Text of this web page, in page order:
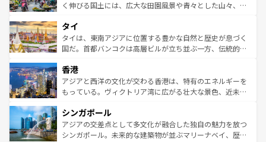
照してほしい。
まで、さまざまな韓国料理が待っている。夜には、韓国な
リティに包まれながら、韓国の多彩な魅力を心ゆくまで味
わってみてほしい。 なお、新着の韓国情報はコンテンツ一
覧を参照してほしい。
く伸びる国土には、広大な田園風景や青々とした山々、世
急速な発展と共に伝統が息づく。ハノイの古い町並みやホ
ーチミン市のフランス統治時代の建物も、独特の雰囲気を
醸し出している。また、バラエティの豊かさとおいしさで
とつ。フォーやバインミー、ベトナムコーヒーなどは、ぜ
ひ現地で味わいたい。どの地域を訪れてもあたたかい人々
が旅行者を迎えてくれるので、きっと忘れられない旅にな
参照してほしい。
タイ
タイは、東南アジアに位置する豊かな自然と歴史が息づく
国だ。首都バンコクは高層ビルが立ち並ぶ一方、伝統的な
の活気が交差している。北部ではチェンマイなどの山岳地
帯で自然と触れ合い、南部ではプーケットやクラビの美し
いビーチでリゾート気分を楽しむことができる。タイ料理
激する。気候は一年中温暖で、どの季節にも異なる楽しみ
が待っている。親しみやすいタイの人々、仏教を中心とし
た文化、そして多様な観光資源が、訪れる旅人を魅了し続
香港
アジアと西洋の文化が交わる香港は、特有のエネルギーを
もっている。ヴィクトリア湾に広がる壮大な景色、近未来
み、どこを訪れても感動するはず。観光スポットが密集し
ており、効率よく見どころを回れるのも魅力。息をのむよ
うな絶景から文化的な体験まで、香港を存分に楽しみ尽く
シンガポール
アジアの交差点として多文化が融合した独自の魅力を放つ
シンガポール。未来的な建築物が並ぶマリーナベイ、歴史